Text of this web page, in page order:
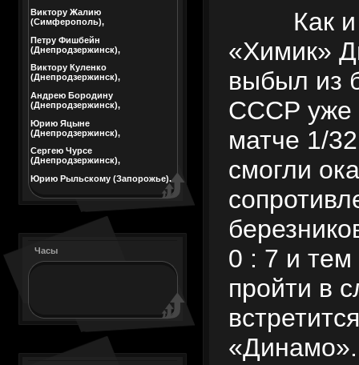
Виктору Жалию
(Симферополь),
Петру Фишбейн
(Днепродзержинск),
Виктору Куленко
(Днепродзержинск),
Андрею Бородину
(Днепродзержинск),
Юрию Яцыне
(Днепродзержинск),
Сергею Чурсе
(Днепродзержинск),
Юрию Рыльскому (Запорожье).
Часы
Как
«Химик»
выбыл из
СССР уже
матче 1/
смогли
0 : 7 и
пройти в
«Динамо».